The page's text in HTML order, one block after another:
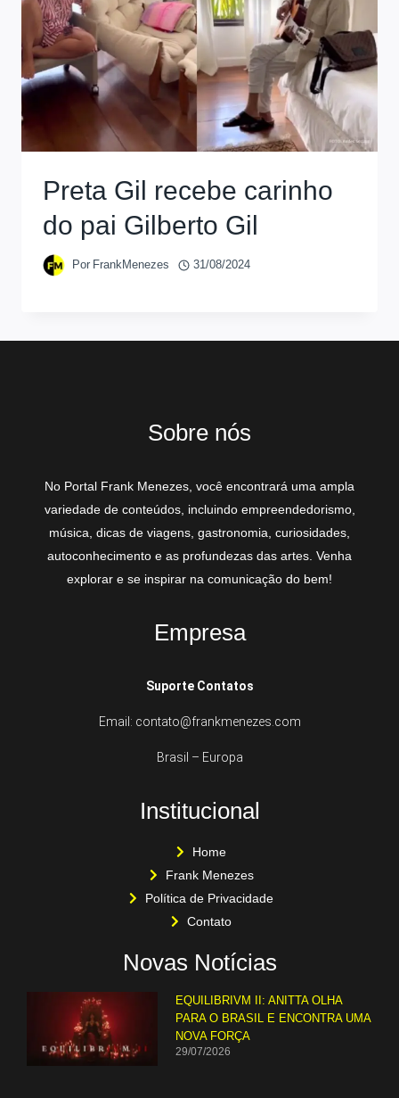
Preta Gil recebe carinho
do pai Gilberto Gil
Por FrankMenezes 31/08/2024
Sobre nós
No Portal Frank Menezes, você encontrará uma ampla
variedade de conteúdos, incluindo empreendedorismo,
música, dicas de viagens, gastronomia, curiosidades,
autoconhecimento e as profundezas das artes. Venha
explorar e se inspirar na comunicação do bem!
Empresa
Suporte Contatos
Email: contato@frankmenezes.com
Brasil – Europa
Institucional
Home
Frank Menezes
Política de Privacidade
Contato
Novas Notícias
EQUILIBRIVM II: ANITTA OLHA
PARA O BRASIL E ENCONTRA UMA
NOVA FORÇA
29/07/2026